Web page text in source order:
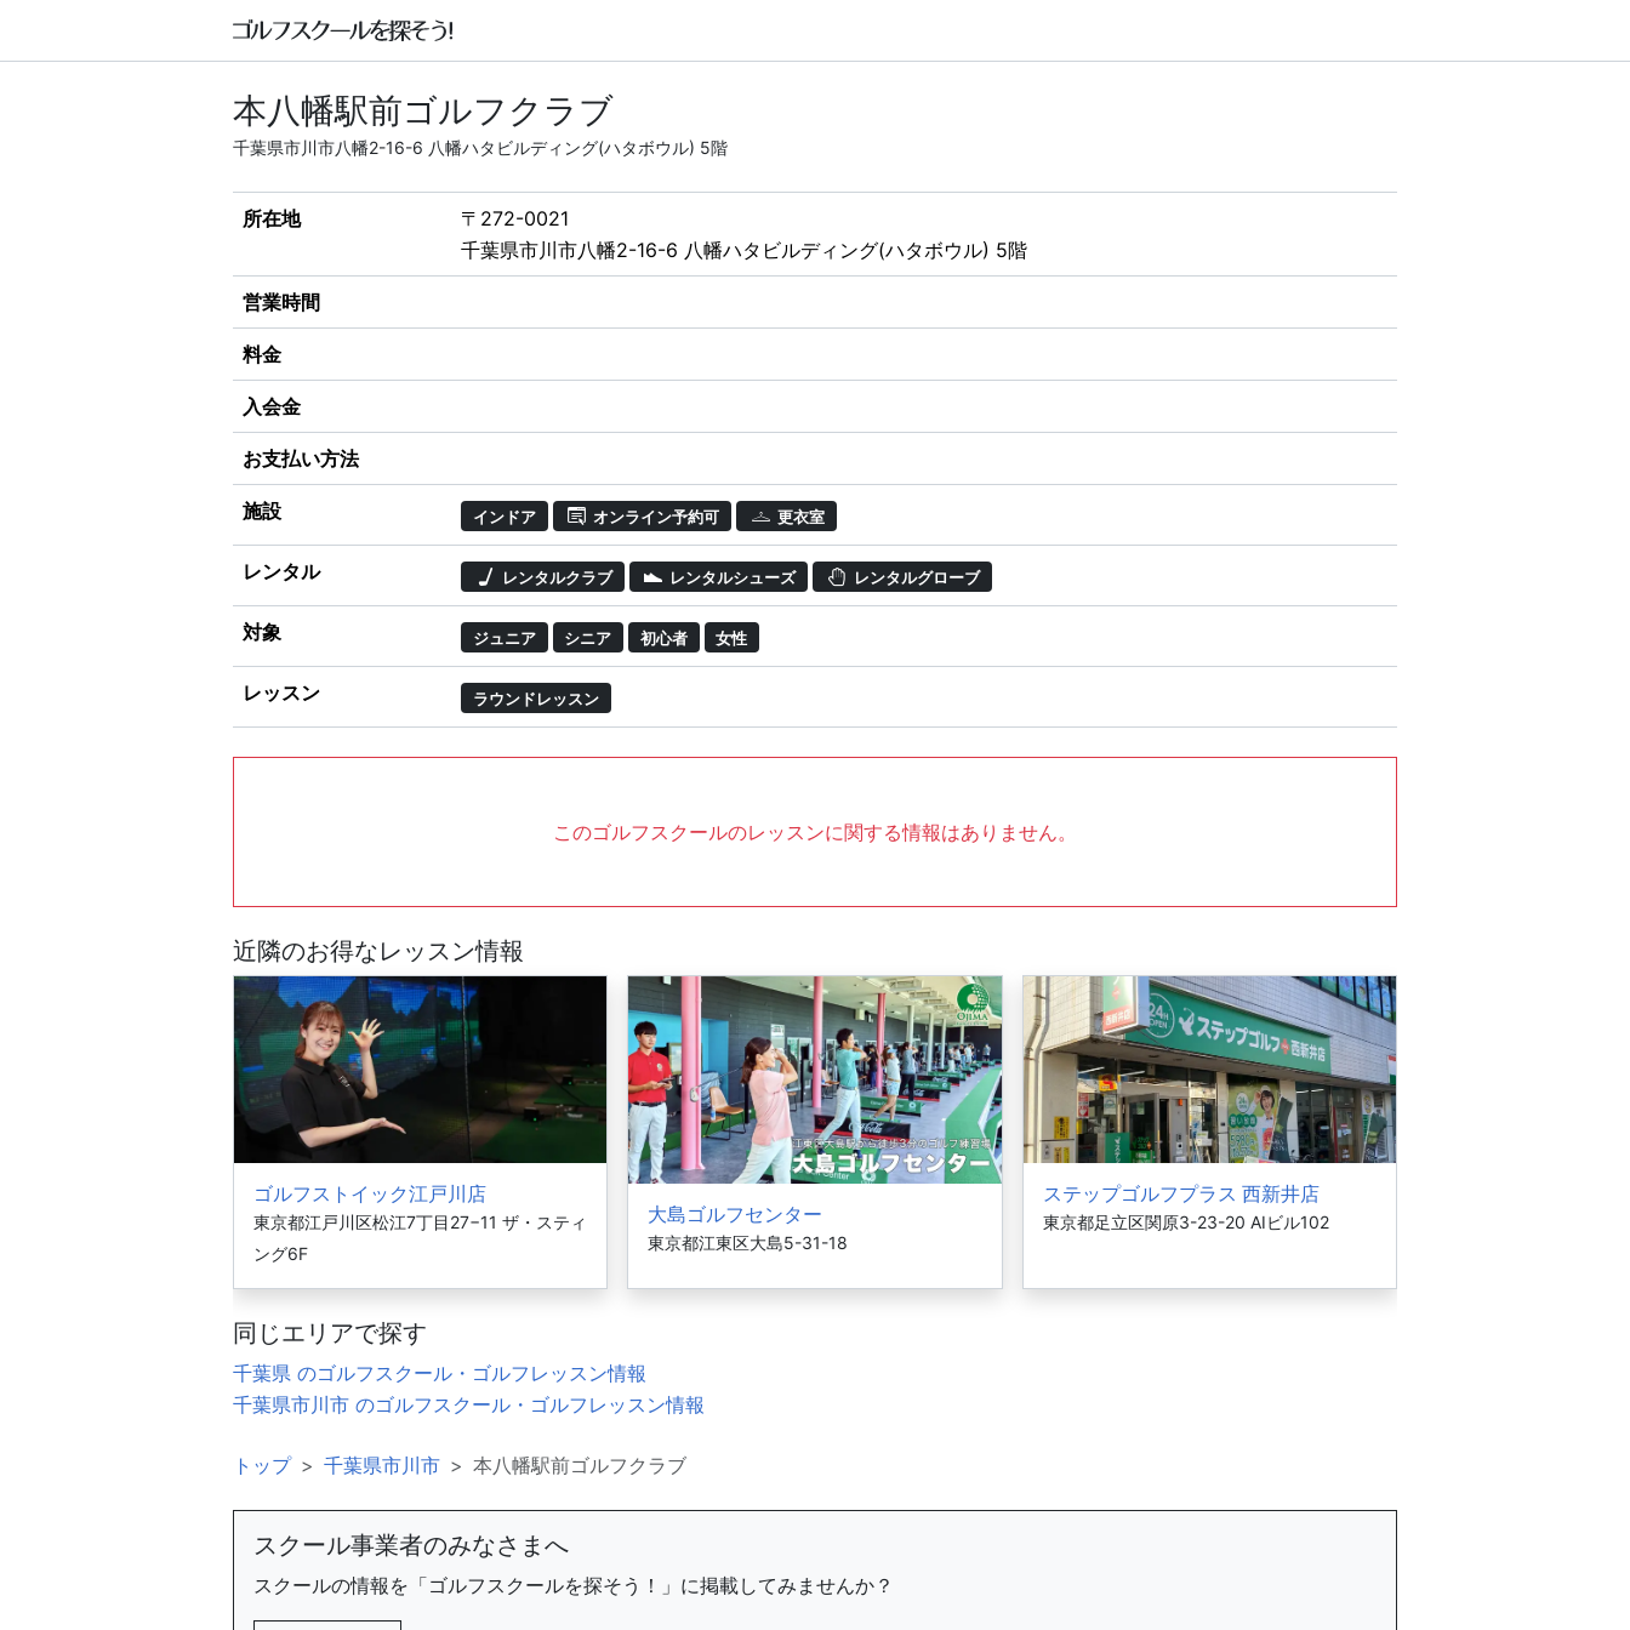
本八幡駅前ゴルフクラブ
千葉県市川市八幡2-16-6 八幡ハタビルディング(ハタボウル) 5階
所在地
〒272-0021
千葉県市川市八幡2-16-6 八幡ハタビルディング(ハタボウル) 5階
営業時間
料金
入会金
お支払い方法
施設 インドア オンライン予約可 更衣室
レンタル レンタルクラブ レンタルシューズ レンタルグローブ
対象 ジュニア シニア 初心者 女性
レッスン ラウンドレッスン
このゴルフスクールのレッスンに関する情報はありません。
近隣のお得なレッスン情報
ゴルフストイック江戸川店
東京都江戸川区松江7丁目27−11 ザ・スティ
ング6F
大島ゴルフセンター
東京都江東区大島5-31-18
ステップゴルフプラス 西新井店
東京都足立区関原3-23-20 AIビル102
同じエリアで探す
千葉県 のゴルフスクール・ゴルフレッスン情報
千葉県市川市 のゴルフスクール・ゴルフレッスン情報
トップ 千葉県市川市 本八幡駅前ゴルフクラブ
スクール事業者のみなさまへ
スクールの情報を「ゴルフスクールを探そう！」に掲載してみませんか？